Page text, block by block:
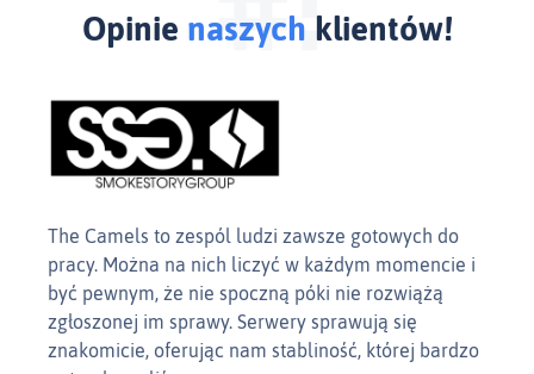
Opinie naszych klientów!
The Camels to zespól ludzi zawsze gotowych do
pracy. Można na nich liczyć w każdym momencie i
być pewnym, że nie spoczną póki nie rozwiążą
zgłoszonej im sprawy. Serwery sprawują się
znakomicie, oferując nam stabliność, której bardzo